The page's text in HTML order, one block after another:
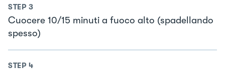
STEP 3
Cuocere 10/15 minuti a fuoco alto (spadellando
spesso)
STEP 4